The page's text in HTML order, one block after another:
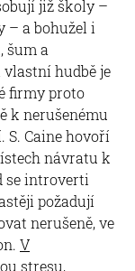
již školy –
– a bohužel i
šum a
hudbě je
firmy proto
k nerušenému
S. Caine hovoří
návratu k
se introverti
požadují
nerušeně, ve
V
stresu,